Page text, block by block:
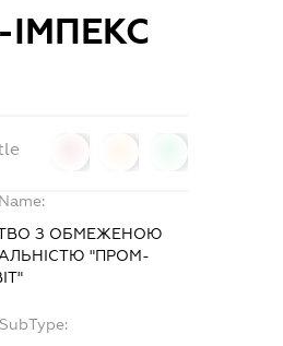
З ОБМЕЖЕНОЮ
"ПРОМ-